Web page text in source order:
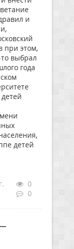
и
при этом,
то выбрал
года
детей
0
0